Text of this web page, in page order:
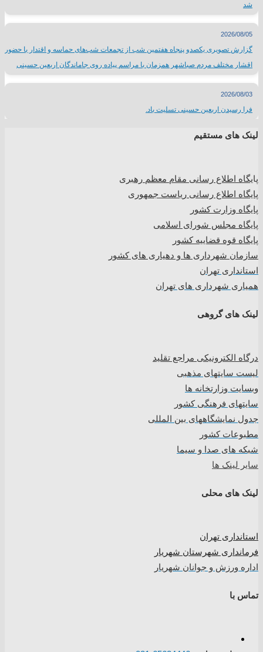
شد
2026/08/05
گزارش تصویری یکصدو پنجاه هفتمین شب از تجمعات شب‌های حماسه و اقتدار با حضور
اقشار مختلف مردم صباشهر همزمان با مراسم پیاده روی جاماندگان اربعین حسینی
2026/08/03
فرا رسیدن اربعین حسینی تسلیت باد.
لینک های مستقیم
پایگاه اطلاع رسانی مقام معظم رهبری
پایگاه اطلاع رسانی ریاست جمهوری
پایگاه وزارت کشور
پایگاه مجلس شورای اسلامی
پایگاه قوه قضاییه کشور
سازمان شهرداری ها و دهیاری های کشور
استانداری تهران
همیاری شهرداری های تهران
لینک های گروهی
درگاه الکترونیکی مراجع تقلید
لیست سایتهای مذهبی
وبسایت وزارتخانه ها
سایتهای فرهنگی کشور
جدول نمایشگاههای بین المللی
مطبوعات کشور
شبکه های صدا و سیما
سایر لینک ها
لینک های محلی
استانداری تهران
فرمانداری شهرستان شهریار
اداره ورزش و جوانان شهریار
تماس با